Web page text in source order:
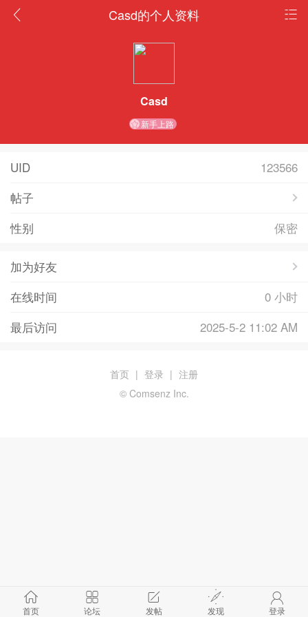
Casd的个人资料
Casd
新手上路
UID
123566
帖子
性别
保密
加为好友
在线时间
0 小时
最后访问
2025-5-2 11:02 AM
首页 论坛 发帖 发现 登录
首页 | 登录 | 注册
© Comsenz Inc.